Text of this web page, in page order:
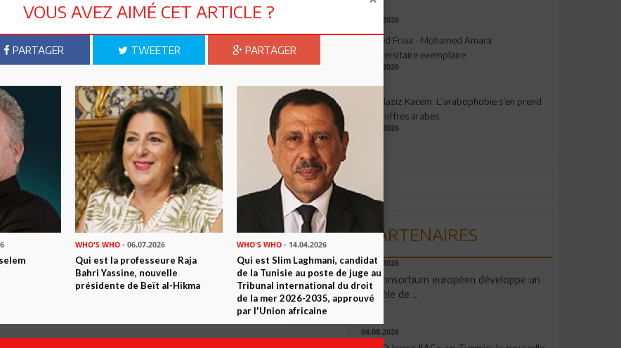
03.08.2026
Ahmed Friaa - Mohamed Amara:
l’Universitaire exemplaire
04.08.2026
Abdelaziz Kacem: L’arabophobie s’en prend
aux chiffres arabes
09.07.2026
PARTENAIRES
06.08.2026
Un consortium européen développe un
modèle de ...
04.08.2026
VOUS AVEZ AIMÉ CET ARTICLE ?
PARTAGER TWEETER PARTAGER
WHO'S WHO - 06.07.2026
Qui est la professeure Raja
Bahri Yassine, nouvelle
présidente de Beït al-Hikma
WHO'S WHO- 14.04.2026
Qui est Slim Laghmani, candidat
de la Tunisie au poste de juge au
Tribunal international du droit
de la mer 2026-2035, approuvé
par l'Union africaine